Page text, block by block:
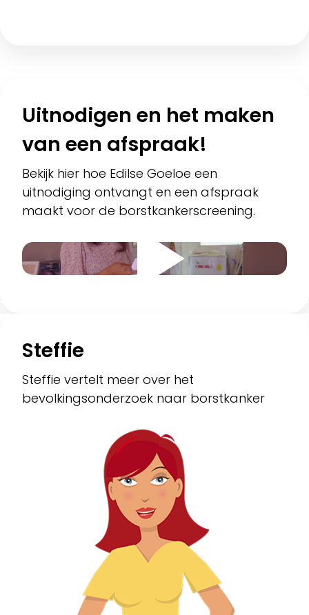
Uitnodigen en het maken
van een afspraak!
Bekijk hier hoe Edilse Goeloe een
uitnodiging ontvangt en een afspraak
maakt voor de borstkankerscreening.
Steffie
Steffie vertelt meer over het
bevolkingsonderzoek naar borstkanker